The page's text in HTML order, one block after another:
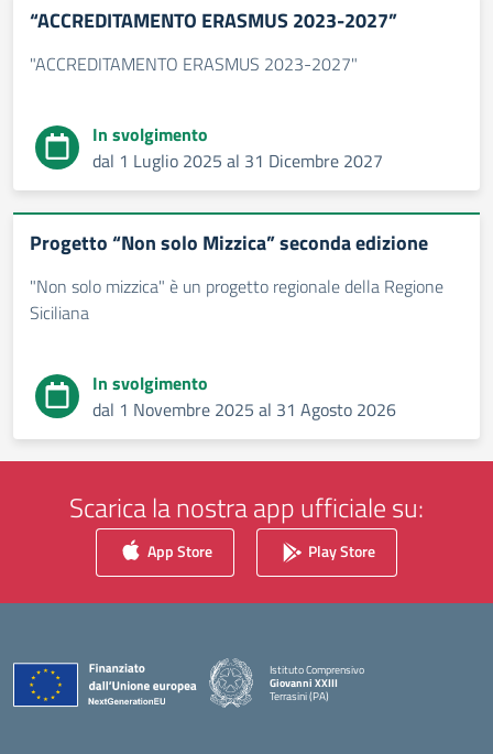
“ACCREDITAMENTO ERASMUS 2023-2027”
"ACCREDITAMENTO ERASMUS 2023-2027"
In svolgimento
dal 1 Luglio 2025 al 31 Dicembre 2027
Progetto “Non solo Mizzica” seconda edizione
"Non solo mizzica" è un progetto regionale della Regione
Siciliana
In svolgimento
dal 1 Novembre 2025 al 31 Agosto 2026
Scarica la nostra app ufficiale su:
App Store Play Store
Istituto Comprensivo
Giovanni XXIII
Terrasini (PA)